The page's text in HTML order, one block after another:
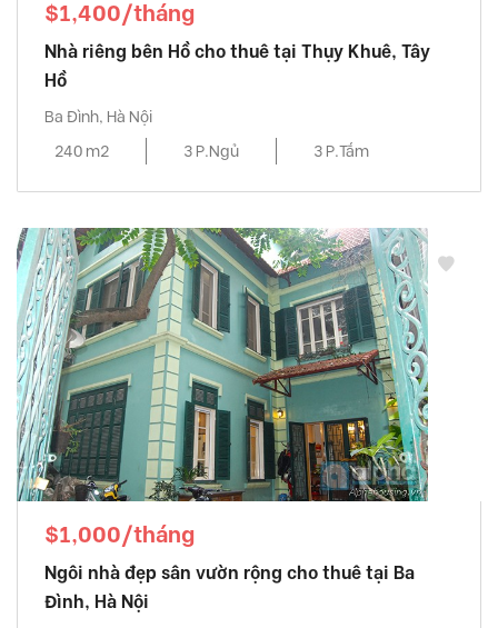
$1,400/tháng
Nhà riêng bên Hồ cho thuê tại Thụy Khuê, Tây
Hồ
Ba Đình, Hà Nội
240 m2
3 P.Ngủ 3 P.Tắm
$1,000/tháng
Ngôi nhà đẹp sân vườn rộng cho thuê tại Ba
Đình, Hà Nội